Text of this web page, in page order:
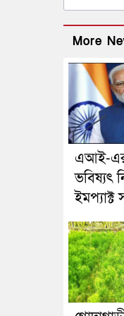
More
এআই-এর
ভবিষ্যৎ